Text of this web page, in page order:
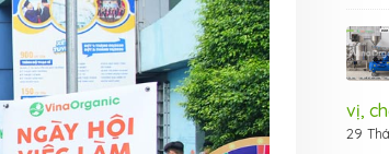
hũ
pháp
chuẩn
VinaOrganic tham dự hội
thảo tại Cần Thơ
5 Tháng 8, 2026
Tháng 08 rộn ràng –
vị,
29